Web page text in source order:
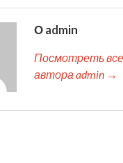
О admin
Посмотреть
автора admin →